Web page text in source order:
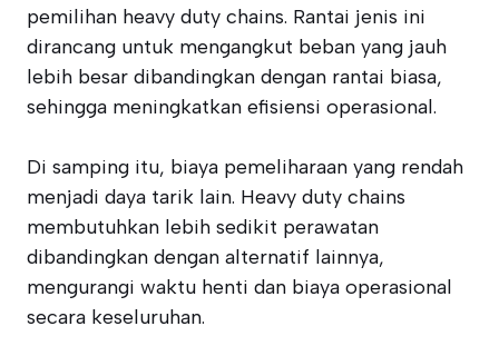
pemilihan heavy duty chains. Rantai jenis ini
dirancang untuk mengangkut beban yang jauh
lebih besar dibandingkan dengan rantai biasa,
sehingga meningkatkan efisiensi operasional.
Di samping itu, biaya pemeliharaan yang rendah
menjadi daya tarik lain. Heavy duty chains
membutuhkan lebih sedikit perawatan
dibandingkan dengan alternatif lainnya,
mengurangi waktu henti dan biaya operasional
secara keseluruhan.